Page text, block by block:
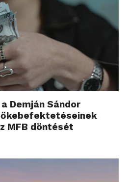
Demján Sándor
MFB döntését